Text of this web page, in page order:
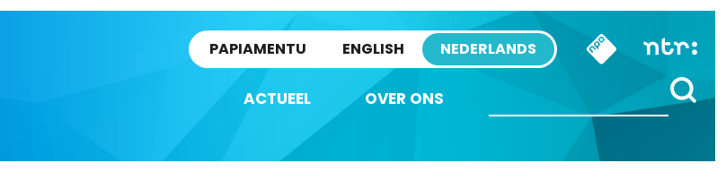
PAPIAMENTU ENGLISH NEDERLANDS
ACTUEEL OVER ONS